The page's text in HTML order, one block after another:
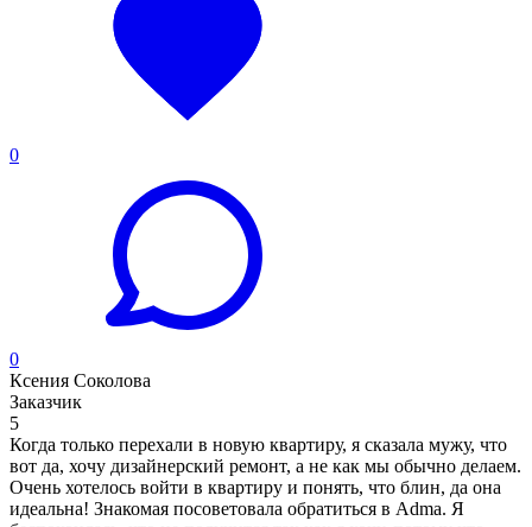
0
0
Ксения Соколова
Заказчик
5
Когда только перехали в новую квартиру, я сказала мужу, что
вот да, хочу дизайнерский ремонт, а не как мы обычно делаем.
Очень хотелось войти в квартиру и понять, что блин, да она
идеальна! Знакомая посоветовала обратиться в Adma. Я